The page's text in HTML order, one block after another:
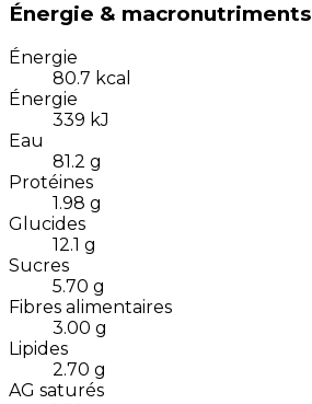
Énergie & macronutriments
Énergie
80.7 kcal
Énergie
339 kJ
Eau
81.2 g
Protéines
1.98 g
Glucides
12.1 g
Sucres
5.70 g
Fibres alimentaires
3.00 g
Lipides
2.70 g
AG saturés